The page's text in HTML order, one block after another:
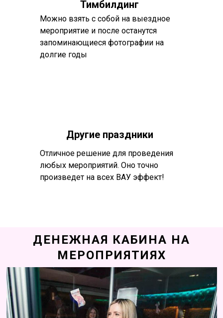
Можно взять с собой на выездное
мероприятие и после останутся
запоминающиеся фотографии на
долгие годы
Тимбилдинг
Отличное решение для проведения
любых мероприятий. Оно точно
произведет на всех ВАУ эффект!
Другие праздники
ДЕНЕЖНАЯ КАБИНА НА
МЕРОПРИЯТИЯХ